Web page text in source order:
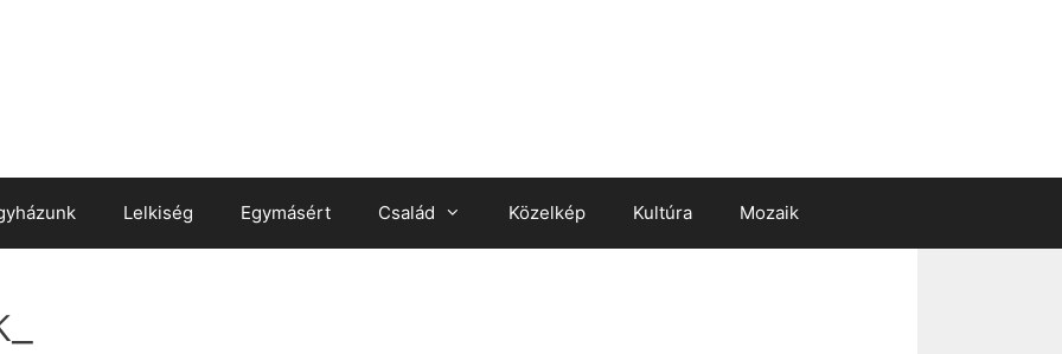
Lelkiség Egymásért Család Közelkép Kultúra Mozaik